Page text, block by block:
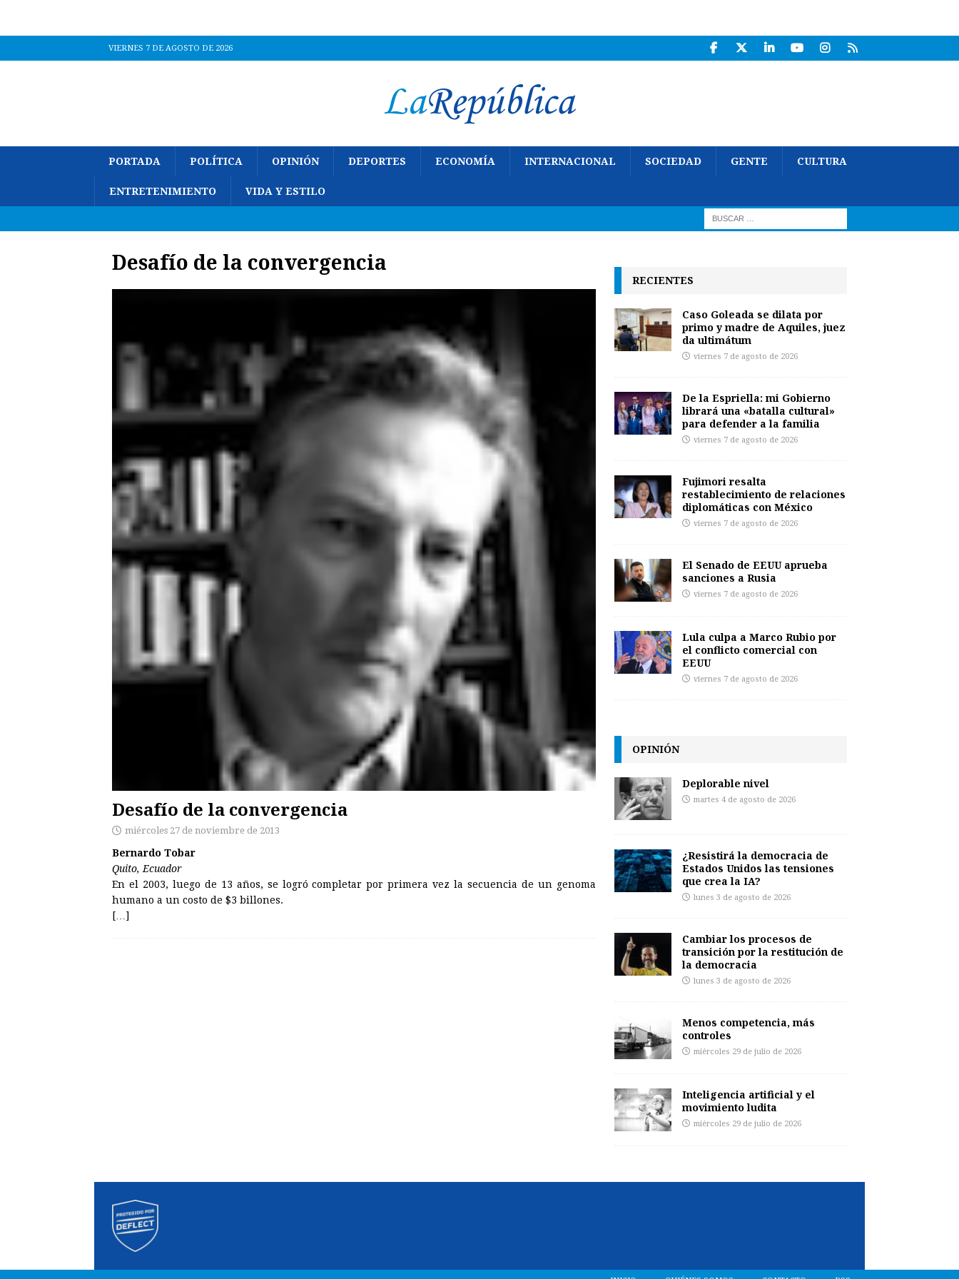
VIERNES 7 DE AGOSTO DE 2026
PORTADA POLÍTICA OPINIÓN DEPORTES ECONOMÍA INTERNACIONAL SOCIEDAD GENTE CULTURA
ENTRETENIMIENTO VIDA Y ESTILO
Desafío de la convergencia
Desafío de la convergencia
miércoles 27 de noviembre de 2013
Bernardo Tobar
Quito, Ecuador
En el 2003, luego de 13 años, se logró completar por primera vez la secuencia de un genoma
humano a un costo de $3 billones.
[…]
RECIENTES
Caso Goleada se dilata por
primo y madre de Aquiles, juez
da ultimátum
viernes 7 de agosto de 2026
De la Espriella: mi Gobierno
librará una «batalla cultural»
para defender a la familia
viernes 7 de agosto de 2026
Fujimori resalta
restablecimiento de relaciones
diplomáticas con México
viernes 7 de agosto de 2026
El Senado de EEUU aprueba
sanciones a Rusia
viernes 7 de agosto de 2026
Lula culpa a Marco Rubio por
el conflicto comercial con
EEUU
viernes 7 de agosto de 2026
OPINIÓN
Deplorable nivel
martes 4 de agosto de 2026
¿Resistirá la democracia de
Estados Unidos las tensiones
que crea la IA?
lunes 3 de agosto de 2026
Cambiar los procesos de
transición por la restitución de
la democracia
lunes 3 de agosto de 2026
Menos competencia, más
controles
miércoles 29 de julio de 2026
Inteligencia artificial y el
movimiento ludita
miércoles 29 de julio de 2026